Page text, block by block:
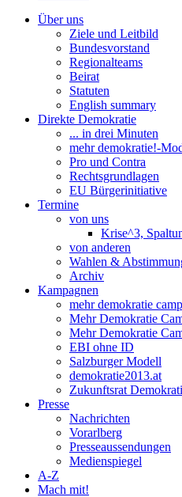
Über uns
Ziele und Leitbild
Bundesvorstand
Regionalteams
Beirat
Statuten
English summary
Direkte Demokratie
... in drei Minuten
mehr demokratie!-
Pro und Contra
Rechtsgrundlagen
EU Bürgerinitiative
Termine
von uns
Krise^3,
von anderen
Wahlen &
Archiv
Kampagnen
mehr demokratie
Mehr Demokratie
Mehr Demokratie
EBI ohne ID
Salzburger Modell
demokratie2013.at
Zukunftsrat
Presse
Nachrichten
Vorarlberg
Presseaussendungen
Medienspiegel
A-Z
Mach mit!